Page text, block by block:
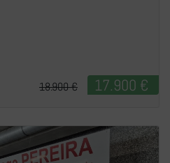
17.900 €
18.900 €